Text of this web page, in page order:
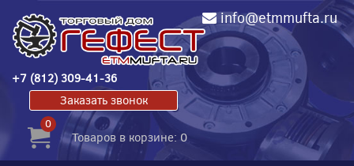
info@etmmufta.ru
+7 (812) 309-41-36
Заказать звонок
0
Товаров в корзине: 0